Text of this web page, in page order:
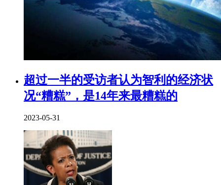
超过一半的受访者认为智利的经济状
况“糟糕”，是14年来最糟糕的
2023-05-31